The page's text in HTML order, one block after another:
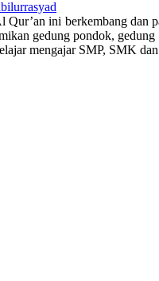
ini berkembang
gedung pondok,
mengajar SMP, SMK